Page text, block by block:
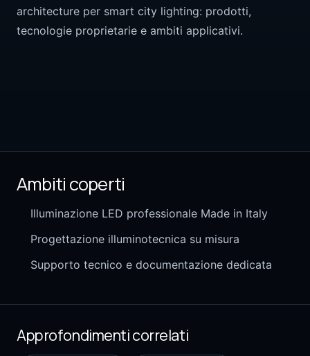
architecture per smart city lighting: prodotti,
tecnologie proprietarie e ambiti applicativi.
Ambiti coperti
Illuminazione LED professionale Made in Italy
Progettazione illuminotecnica su misura
Supporto tecnico e documentazione dedicata
Approfondimenti correlati